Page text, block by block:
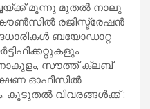
മൂന്നു മുതൽ നാലു
കൗൺസിൽ രജിസ്ട്രേഷൻ
ബയോഡാറ്റ
സൗത്ത് ക്ലബ്
ഓഫീസിൽ
കൂടുതൽ വിവരങ്ങൾക്ക് :